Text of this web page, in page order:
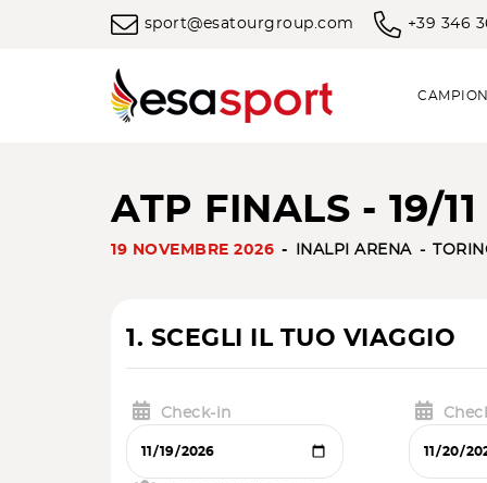
sport@esatourgroup.com +39 346
ATP FINALS - 19/
19 NOVEMBRE 2026 INALPI ARENA
1. SCEGLI IL TUO VIAGGIO
Check-in